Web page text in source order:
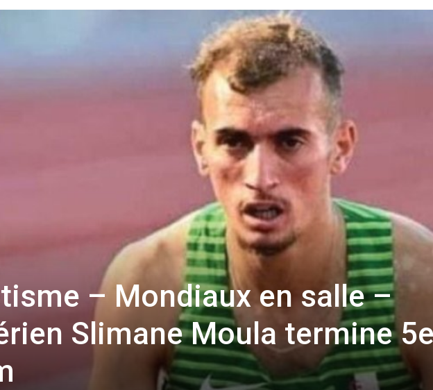
– Mondiaux en salle –
Slimane Moula termine